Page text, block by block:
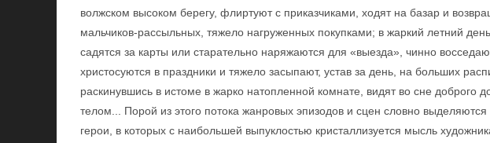
волжском высоком берегу, флиртуют с приказчиками, ходят на базар и
мальчиков-рассыльных, тяжело нагруженных покупками; в жаркий летний
садятся за карты или старательно наряжаются для «выезда», чинно
христосуются в праздники и тяжело засыпают, устав за день, на больших
раскинувшись в истоме в жарко натопленной комнате, видят во сне доброго
телом... Порой из этого потока жанровых эпизодов и сцен словно
герои, в которых с наибольшей выпуклостью кристаллизуется мысль